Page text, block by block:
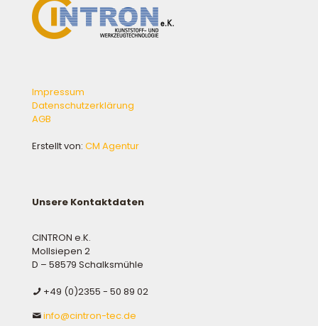
Impressum
Datenschutzerklärung
AGB
Erstellt von: CM Agentur
Unsere Kontaktdaten
CINTRON e.K.
Mollsiepen 2
D – 58579 Schalksmühle
+49 (0)2355 - 50 89 02
info@cintron-tec.de